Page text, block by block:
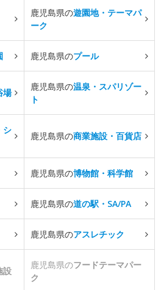
鹿児島県の遊園地・テーマパ
ーク
鹿児島県のプール
場
鹿児島県の温泉・スパリゾー
ト
シ
鹿児島県の商業施設・百貨店
鹿児島県の博物館・科学館
鹿児島県の道の駅・SA/PA
鹿児島県のアスレチック
設
鹿児島県のフードテーマパー
ク